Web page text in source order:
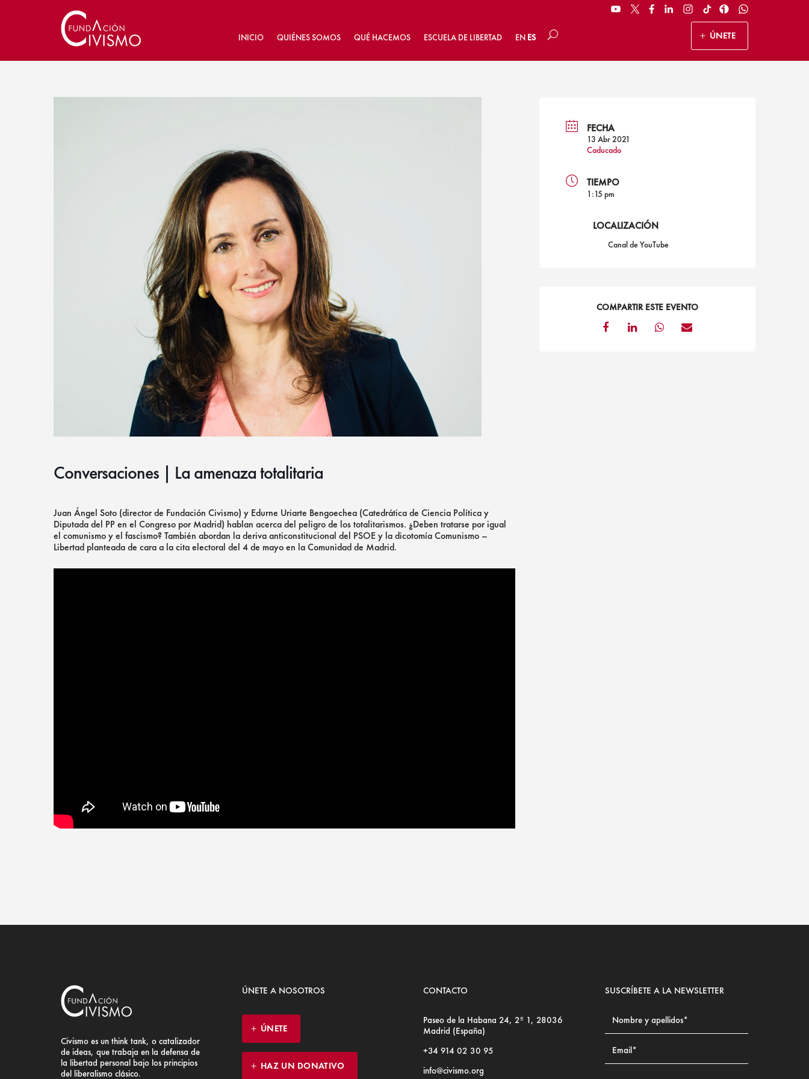
INICIO QUIÉNES SOMOS QUÉ HACEMOS ESCUELA DE LIBERTAD EN ES ÚNETE
Conversaciones | La amenaza totalitaria
Juan Ángel Soto (director de Fundación Civismo) y Edurne Uriarte Bengoechea (Catedrática de Ciencia Política y
Diputada del PP en el Congreso por Madrid) hablan acerca del peligro de los totalitarismos. ¿Deben tratarse por igual
el comunismo y el fascismo? También abordan la deriva anticonstitucional del PSOE y la dicotomía Comunismo –
Libertad planteada de cara a la cita electoral del 4 de mayo en la Comunidad de Madrid.
FECHA
13 Abr 2021
Caducado
TIEMPO
1:15 pm
LOCALIZACIÓN
Canal de YouTube
COMPARTIR ESTE EVENTO
Civismo es un think tank, o catalizador
de ideas, que trabaja en la defensa de
la libertad personal bajo los principios
del liberalismo clásico.
ÚNETE A NOSOTROS
ÚNETE
HAZ UN DONATIVO
CONTACTO
Paseo de la Habana 24, 2º 1, 28036
Madrid (España)
+34 914 02 30 95
info@civismo.org
SUSCRÍBETE A LA NEWSLETTER